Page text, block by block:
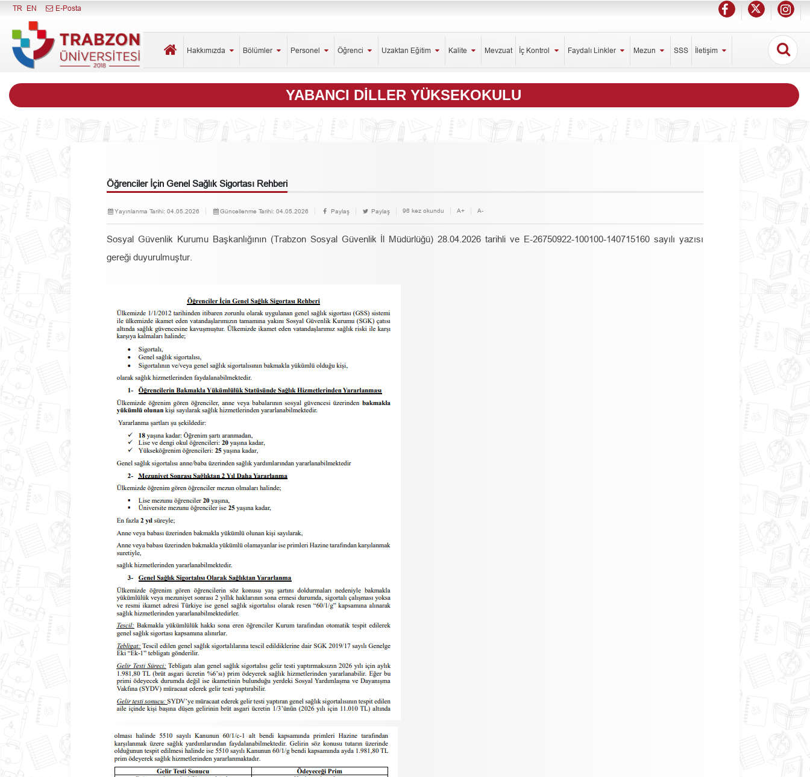
Menüyü Kapat
TR EN E-Posta
Hakkımızda Bölümler Personel Öğrenci Uzaktan Eğitim Kalite Mevzuat İç Kontrol Faydalı Linkler Mezun SSS İletişim
YABANCI DILLER YÜKSEKOKULU
Öğrenciler İçin Genel Sağlık Sigortası Rehberi
Yayınlanma Tarihi: 04.05.2026 Güncellenme Tarihi: 04.05.2026 Paylaş Paylaş 96 kez okundu A+ A-
Sosyal Güvenlik Kurumu Başkanlığının (Trabzon Sosyal Güvenlik İl Müdürlüğü) 28.04.2026 tarihli ve E-26750922-100100-140715160 sayılı yazısı
gereği duyurulmuştur.